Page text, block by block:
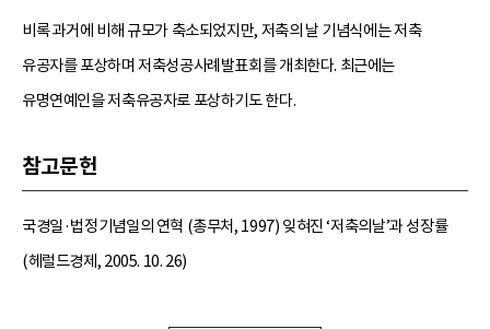
비록 과거에 비해 규모가 축소되었지만, 저축의 날 기념식에는 저축
유공자를 포상하며 저축성공사례발표회를 개최한다. 최근에는
유명연예인을 저축유공자로 포상하기도 한다.
참고문헌
국경일·법정기념일의 연혁 (총무처, 1997) 잊혀진 ‘저축의날’과 성장률
(헤럴드경제, 2005. 10. 26)